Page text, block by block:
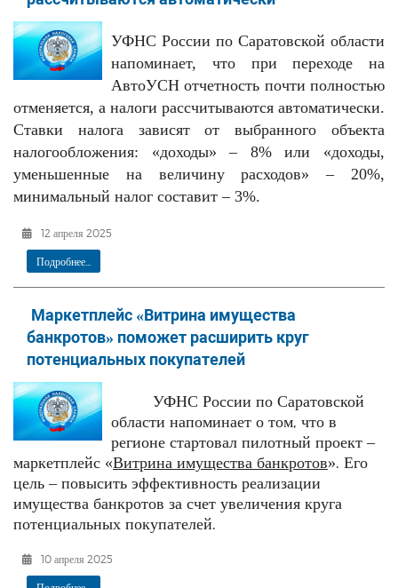
УФНС России по Саратовской области
напоминает, что при переходе на
АвтоУСН отчетность почти полностью
отменяется, а налоги рассчитываются автоматически.
Ставки налога зависят от выбранного объекта
налогообложения: «доходы» – 8% или «доходы,
уменьшенные на величину расходов» – 20%,
минимальный налог составит – 3%.
12 апреля 2025
Подробнее...
Маркетплейс «Витрина имущества
банкротов» поможет расширить круг
потенциальных покупателей
УФНС России по Саратовской
области напоминает о том, что в
регионе стартовал пилотный проект –
маркетплейс «Витрина имущества банкротов». Его
цель – повысить эффективность реализации
имущества банкротов за счет увеличения круга
потенциальных покупателей.
10 апреля 2025